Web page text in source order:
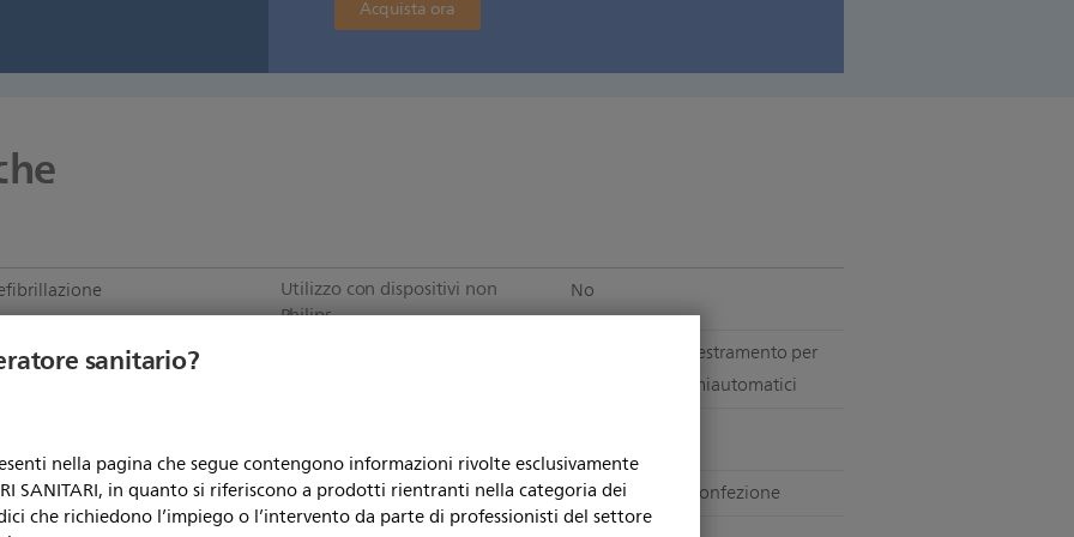
sanitario?
nella pagina che segue contengono informazioni rivolte esclusivamente
SANITARI, in quanto si riferiscono a prodotti rientranti nella categoria dei
che richiedono l’impiego o l’intervento da parte di professionisti del settore
Acquista ora
Utilizzo con dispositivi non
Philips
No
M5067A, M5068A,
Materiali di addestramento per
defibrillatori semiautomatici
Kg Unità di confezionamento 1 cartuccia per confezione